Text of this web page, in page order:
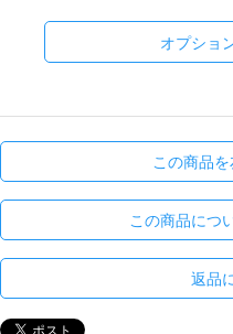
オプショ
この商品
この商品につ
返品